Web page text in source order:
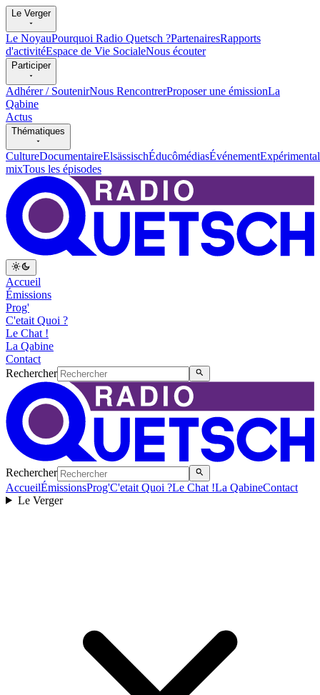
Le Verger
Le NoyauPourquoi Radio Quetsch ?PartenairesRapports
d'activitéEspace de Vie SocialeNous écouter
Participer
Adhérer / SoutenirNous RencontrerProposer une émissionLa
Qabine
Actus
Thématiques
CultureDocumentaireElsässischÉducômédiasÉvénementExpérimental
mixTous les épisodes
Accueil
Émissions
Prog'
C'etait Quoi ?
Le Chat !
La Qabine
Contact
Rechercher
Rechercher
AccueilÉmissionsProg'C'etait Quoi ?Le Chat !La QabineContact
Le Verger